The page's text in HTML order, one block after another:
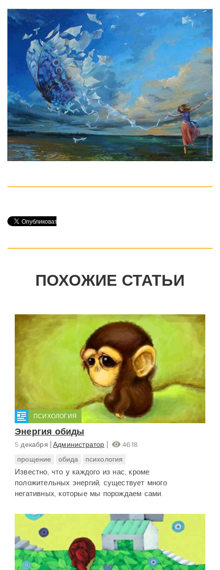
ПОХОЖИЕ СТАТЬИ
ПСИХОЛОГИЯ
Энергия обиды
5 декабря Администратор
4618
прощение
обида психология
Известно, что у каждого из нас, кроме
положительных энергий, существует много
негативных, которые мы порождаем сами.